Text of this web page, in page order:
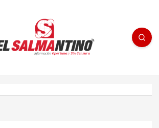
- medios/noticias/editorial